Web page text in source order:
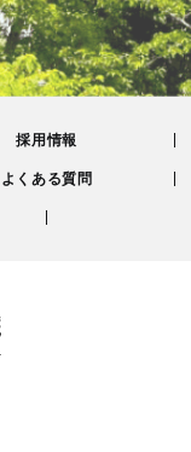
採用情報
よくある質問